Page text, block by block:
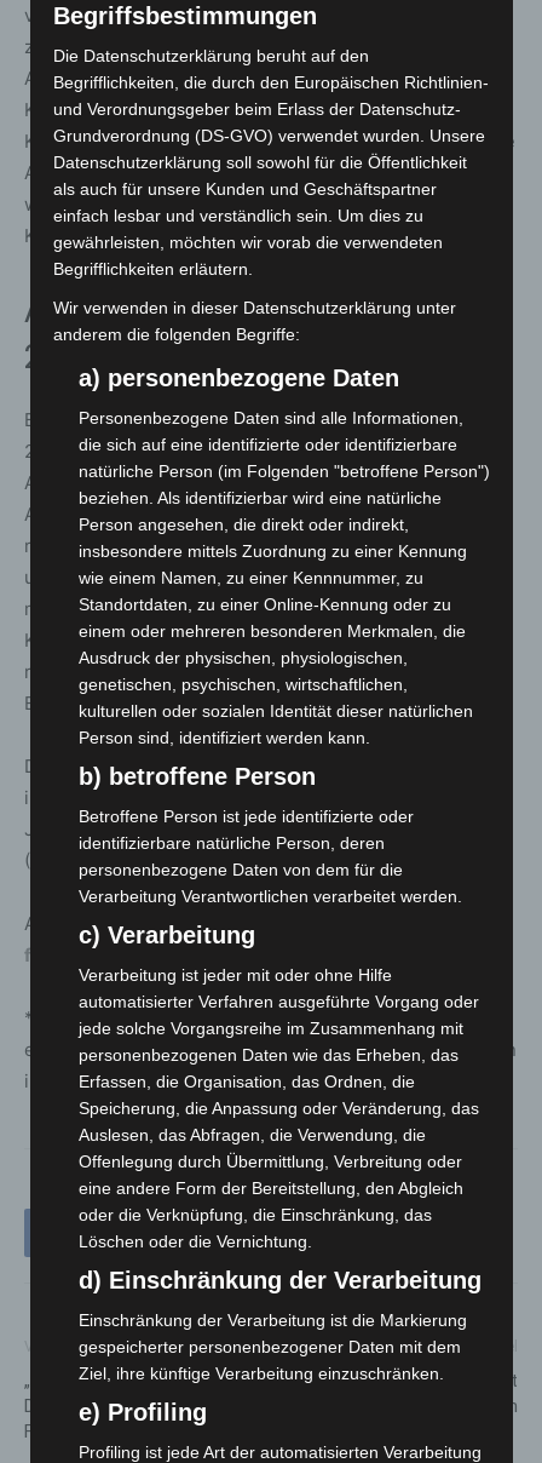
vielen Wochen immer mehr als Gruppe
zusammengewachsen sind“, sagt Jugendarbeiter
Andreas Lachmann. „Gerade bei den
Kooperationsübungen haben sie viel Teamgeist, soziale
Kompetenz und Empathie gezeigt. So ist eine richtig gute
Atmosphäre entstanden, in der alle Neues lernen und
wichtige Erfahrungen für die ehrenamtliche Arbeit mit
Kindern und Jugendlichen sammeln konnten.“
Anmeldung für Sommer-JuLeiCa
2026 bereits möglich
Bereits jetzt ist die Anmeldung für die Sommer-JuLeiCa
2026 der Stadt Langenhagen geöffnet. Die
Ausbildungswoche mit Übernachtung findet vom 3. bis 8.
August 2026 erneut im Heideheim Burgwedel statt und
richtet sich an alle ab 15 Jahren, die sich in der Kinder-
und Jugendarbeit engagieren oder künftig engagieren
möchten. Auf dem Programm stehen unter anderem
Kommunikation, Gruppenpädagogik, Kindeswohl,
rechtliche Grundlagen sowie Spiele- und
Erlebnispädagogik.
Die Teilnahme kostet 60 Euro, ermäßigt 30 Euro,
inklusive Unterkunft und Vollverpflegung. Die Sommer-
JuLeiCa wird durch das Land Niedersachsen
(Landesjugendamt) gefördert.
Anmeldungen sind online möglich unter:
ferienprogramm.de/langenhagen
*Die Jugendleiter*in-Card (Juleica
) ist der bundesweit
einheitliche Ausweis für ehrenamtliche Mitarbeiter*innen
in der Jugendarbeit.
Vorheriger Artikel
„Identify Me“: Weiterer
Durchbruch bei internationaler
Fahndung
Nächster Artikel
Figurentheater gastiert mit
„Grabowski“ in Langenhagen
Begriffsbestimmungen
Die Datenschutzerklärung beruht auf den
Begrifflichkeiten, die durch den Europäischen Richtlinien-
und Verordnungsgeber beim Erlass der Datenschutz-
Grundverordnung (DS-GVO) verwendet wurden. Unsere
Datenschutzerklärung soll sowohl für die Öffentlichkeit
als auch für unsere Kunden und Geschäftspartner
einfach lesbar und verständlich sein. Um dies zu
gewährleisten, möchten wir vorab die verwendeten
Begrifflichkeiten erläutern.
Wir verwenden in dieser Datenschutzerklärung unter
anderem die folgenden Begriffe:
a) personenbezogene Daten
Personenbezogene Daten sind alle Informationen,
die sich auf eine identifizierte oder identifizierbare
natürliche Person (im Folgenden "betroffene Person")
beziehen. Als identifizierbar wird eine natürliche
Person angesehen, die direkt oder indirekt,
insbesondere mittels Zuordnung zu einer Kennung
wie einem Namen, zu einer Kennnummer, zu
Standortdaten, zu einer Online-Kennung oder zu
einem oder mehreren besonderen Merkmalen, die
Ausdruck der physischen, physiologischen,
genetischen, psychischen, wirtschaftlichen,
kulturellen oder sozialen Identität dieser natürlichen
Person sind, identifiziert werden kann.
b) betroffene Person
Betroffene Person ist jede identifizierte oder
identifizierbare natürliche Person, deren
personenbezogene Daten von dem für die
Verarbeitung Verantwortlichen verarbeitet werden.
c) Verarbeitung
Verarbeitung ist jeder mit oder ohne Hilfe
automatisierter Verfahren ausgeführte Vorgang oder
jede solche Vorgangsreihe im Zusammenhang mit
personenbezogenen Daten wie das Erheben, das
Erfassen, die Organisation, das Ordnen, die
Speicherung, die Anpassung oder Veränderung, das
Auslesen, das Abfragen, die Verwendung, die
Offenlegung durch Übermittlung, Verbreitung oder
eine andere Form der Bereitstellung, den Abgleich
oder die Verknüpfung, die Einschränkung, das
Löschen oder die Vernichtung.
d) Einschränkung der Verarbeitung
Einschränkung der Verarbeitung ist die Markierung
gespeicherter personenbezogener Daten mit dem
Ziel, ihre künftige Verarbeitung einzuschränken.
e) Profiling
Profiling ist jede Art der automatisierten Verarbeitung